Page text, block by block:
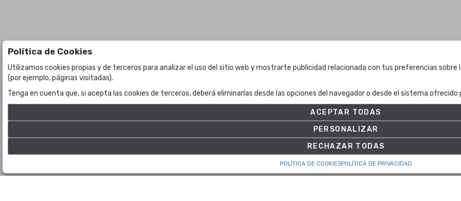
Subastas
Subasta en curso
Subastas anteriores
La empresa
Contacto
Términos y condiciones
Política de Privacidad
Política de cookies
Ajuste de Cookies
Política de Cookies
Utilizamos cookies propias y de terceros para analizar el uso del sitio web y mostrarte publicidad relacionada con tus preferencias
(por ejemplo, páginas visitadas).
Tenga en cuenta que, si acepta las cookies de terceros, deberá eliminarlas desde las opciones del navegador o desde el sistema ofrecido
ACEPTAR TODAS
PERSONALIZAR
RECHAZAR TODAS
POLÍTICA DE COOKIESPOLÍTICA DE PRIVACIDAD